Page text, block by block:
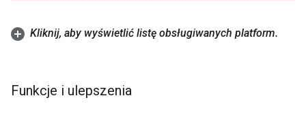
Kliknij, aby wyświetlić listę obsługiwanych platform.
Funkcje i ulepszenia